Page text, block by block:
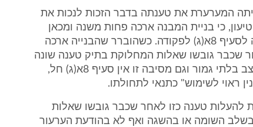
המערערת את טענתה בדבר הזכות לנכות את
כבר בשנת 93 על הטיעון, כי בניית המבנה ארכה פחות משנה ומכאן
שעפ"י גירסת המערערת, אין תחולה לסעיף 8א(ג) לפקודה. כשהוברר שהבנייה ארכה
שכבר גובשו שאלות המחלוקת בתיק טענה שונה
וחדשה, לפיה מכרה את המבנה במצב בלתי גמור וגם מסיבה זו אין סעיף 8א(ג) חל,
טענה כזו לאחר שכבר גובשו שאלות
השומה או בהשגה ואף לא בהודעת הערעור